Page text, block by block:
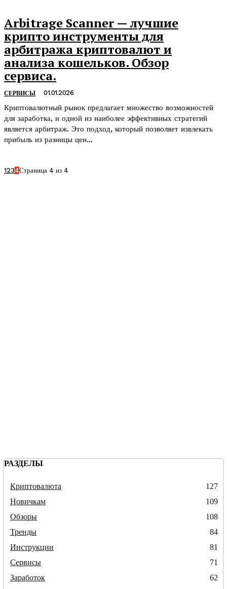
Arbitrage Scanner — лучшие
крипто инструменты для
арбитража криптовалют и
анализа кошельков. Обзор
сервиса.
СЕРВИСЫ 01.01.2026
Криптовалютный рынок предлагает множество возможностей
для заработка, и одной из наиболее эффективных стратегий
является арбитраж. Это подход, который позволяет извлекать
прибыль из разницы цен...
1234Страница 4 из 4
РАЗДЕЛЫ
Криптовалюта
127
Новичкам
109
Обзоры
108
Тренды
84
Инструкции
81
Сервисы
71
Заработок
62